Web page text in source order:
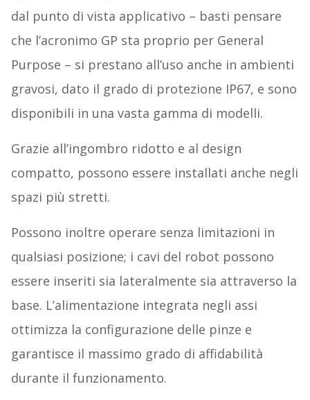
dal punto di vista applicativo – basti pensare
che l’acronimo GP sta proprio per General
Purpose – si prestano all’uso anche in ambienti
gravosi, dato il grado di protezione IP67, e sono
disponibili in una vasta gamma di modelli.
Grazie all’ingombro ridotto e al design
compatto, possono essere installati anche negli
spazi più stretti.
Possono inoltre operare senza limitazioni in
qualsiasi posizione; i cavi del robot possono
essere inseriti sia lateralmente sia attraverso la
base. L’alimentazione integrata negli assi
ottimizza la configurazione delle pinze e
garantisce il massimo grado di affidabilità
durante il funzionamento.